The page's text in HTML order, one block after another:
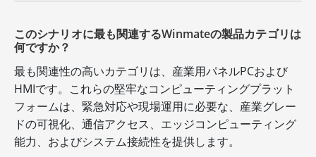
このシナリオに最も関連するWinmateの製品カテゴリは
何ですか？
最も関連性の高いカテゴリは、産業用パネルPCおよび
HMIです。これらの堅牢なコンピューティングプラット
フォームは、緊急対応や現場運用に必要な、産業グレー
ドの可視化、通信アクセス、エッジコンピューティング
能力、およびシステム接続性を提供します。